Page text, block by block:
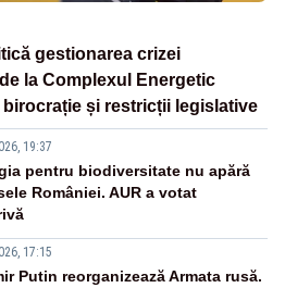
gestionarea crizei
la Complexul Energetic
și restricții legislative
19:37
pentru biodiversitate nu apără
României. AUR a votat
17:15
Putin reorganizează Armata rusă.